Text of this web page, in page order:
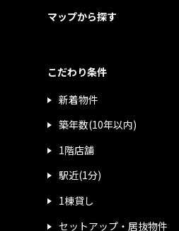
マップから探す
こだわり条件
新着物件
築年数(10年以内)
1階店舗
駅近(1分)
1棟貸し
セットアップ・居抜物件